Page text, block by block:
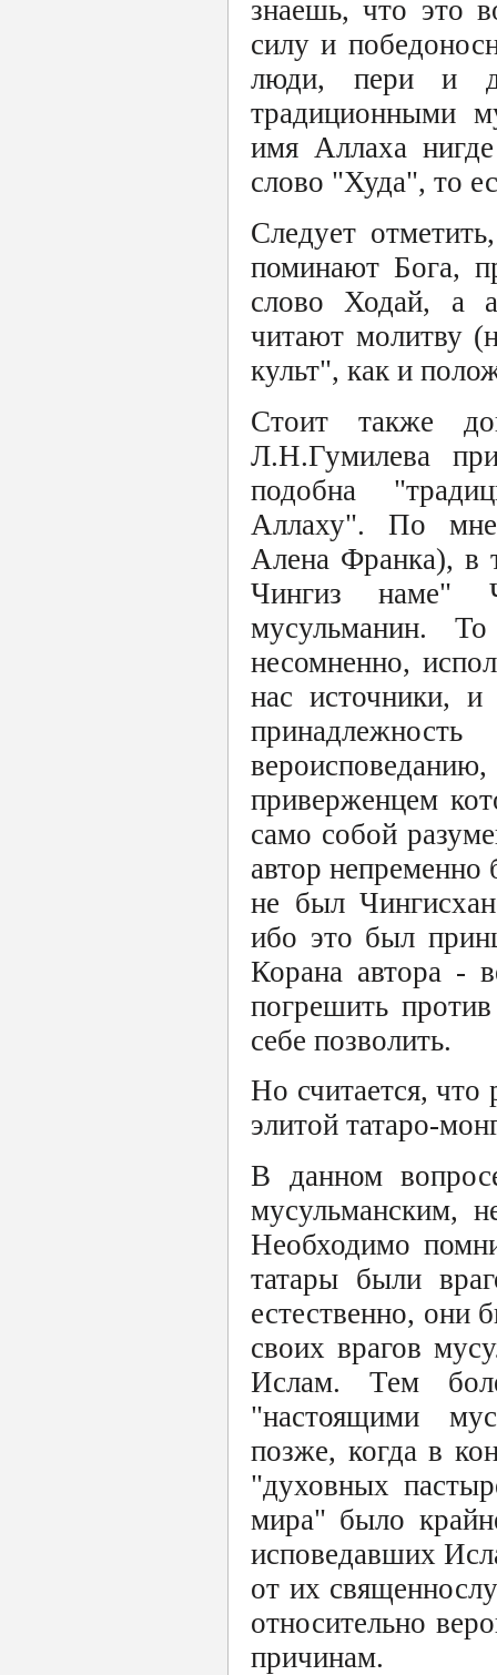
знаешь, что это
силу и
люди, пери и
традиционными
имя Аллаха
слово "Худа", то
Следует
поминают Бога,
слово Ходай, а
читают молитву
культ", как и
Стоит также
Л.Н.Гумилева
подобна
Аллаху". По
Алена Франка), в
Чингиз наме"
мусульманин.
несомненно,
нас источники,
приверженцем
само собой
автор
не был
ибо это был
Корана автора -
погрешить
себе позволить.
Но считается,
элитой татаро-
В данном
мусульманским,
Необходимо
татары были
естественно, они
своих врагов
Ислам. Тем
"настоящими
позже, когда в
"духовных
мира" было
исповедавших
от их
относительно
причинам.